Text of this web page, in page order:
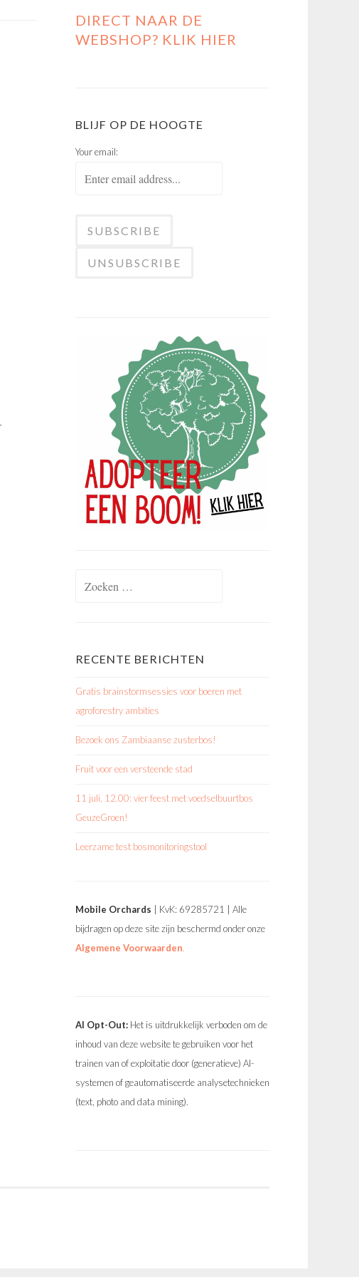
DIRECT NAAR DE
WEBSHOP? KLIK HIER
BLIJF OP DE HOOGTE
Your email:
RECENTE BERICHTEN
Gratis brainstormsessies voor boeren met
agroforestry ambities
Bezoek ons Zambiaanse zusterbos!
Fruit voor een versteende stad
11 juli, 12.00: vier feest met voedselbuurtbos
GeuzeGroen!
Leerzame test bosmonitoringstool
Mobile Orchards | KvK: 69285721 | Alle
bijdragen op deze site zijn beschermd onder onze
Algemene Voorwaarden.
AI Opt-Out: Het is uitdrukkelijk verboden om de
inhoud van deze website te gebruiken voor het
trainen van of exploitatie door (generatieve) AI-
systemen of geautomatiseerde analysetechnieken
(text, photo and data mining).